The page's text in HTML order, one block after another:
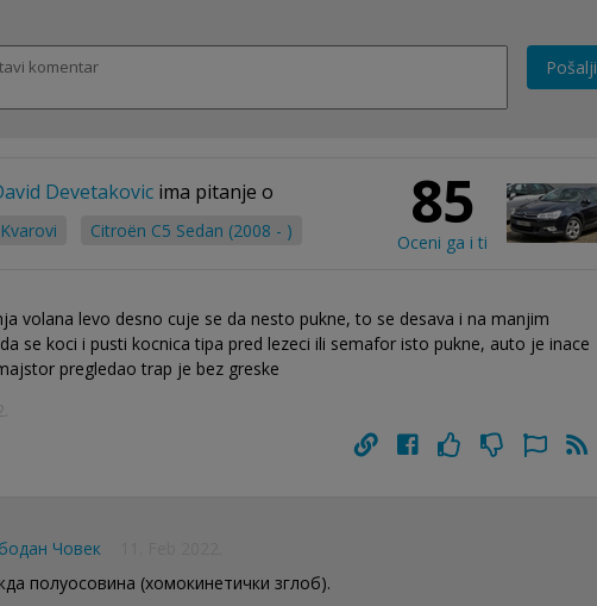
Pošalji
Devetakovic ima pitanje o
Kvarovi Citroën C5 Sedan (2008 - ) 85
Oceni ga i ti
volana levo desno cuje se da nesto pukne, to se desava i na manjim
se koci i pusti kocnica tipa pred lezeci ili semafor isto pukne, auto je inace
pregledao trap je bez greske
Човек
полуосовина (хомокинетички зглоб).